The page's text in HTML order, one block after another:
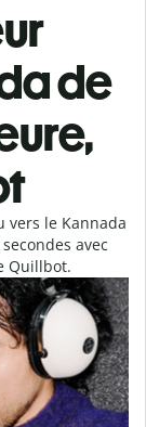
de
vers le Kannada
avec
Quillbot.